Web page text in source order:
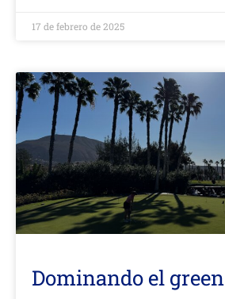
17 de febrero de 2025
Dominando el green